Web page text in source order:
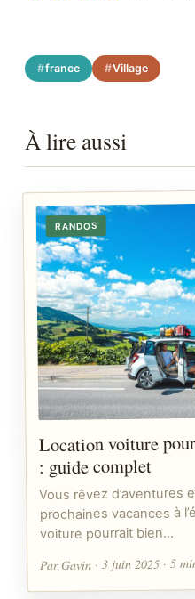
france Village
À lire aussi
RANDOS
Location voiture
: guide complet
Vous rêvez d’aventures
prochaines vacances à
voiture pourrait bien…
Par Gavin · 3 juin 2025 · 5